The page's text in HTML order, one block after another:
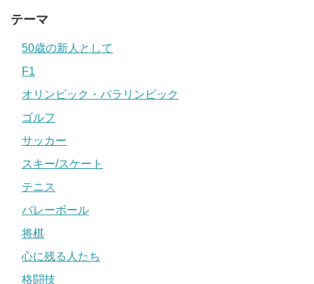
テーマ
50歳の新人として
F1
オリンピック・パラリンピック
ゴルフ
サッカー
スキー/スケート
テニス
バレーボール
将棋
心に残る人たち
格闘技